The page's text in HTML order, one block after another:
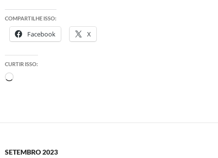
COMPARTILHE ISSO:
Facebook X
CURTIR ISSO:
Carregando...
SETEMBRO 2023